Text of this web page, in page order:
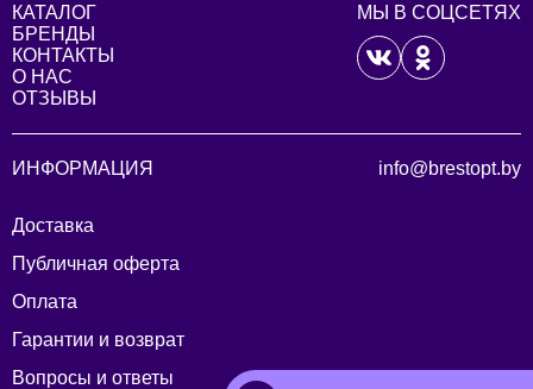
КАТАЛОГ
БРЕНДЫ
КОНТАКТЫ
О НАС
ОТЗЫВЫ
МЫ В СОЦСЕТЯХ
ИНФОРМАЦИЯ
Доставка
Публичная оферта
Оплата
Гарантии и возврат
Вопросы и ответы
info@brestopt.by